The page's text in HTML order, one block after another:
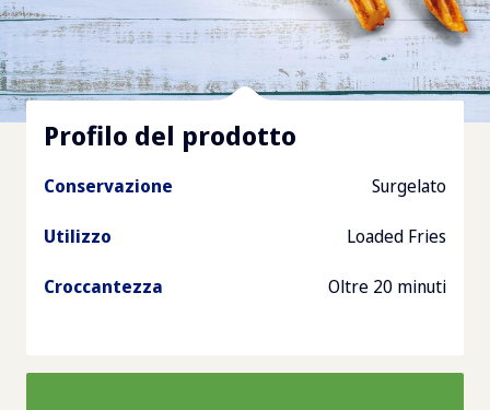
Profilo del prodotto
Conservazione Surgelato
Utilizzo Loaded Fries
Croccantezza Oltre 20 minuti